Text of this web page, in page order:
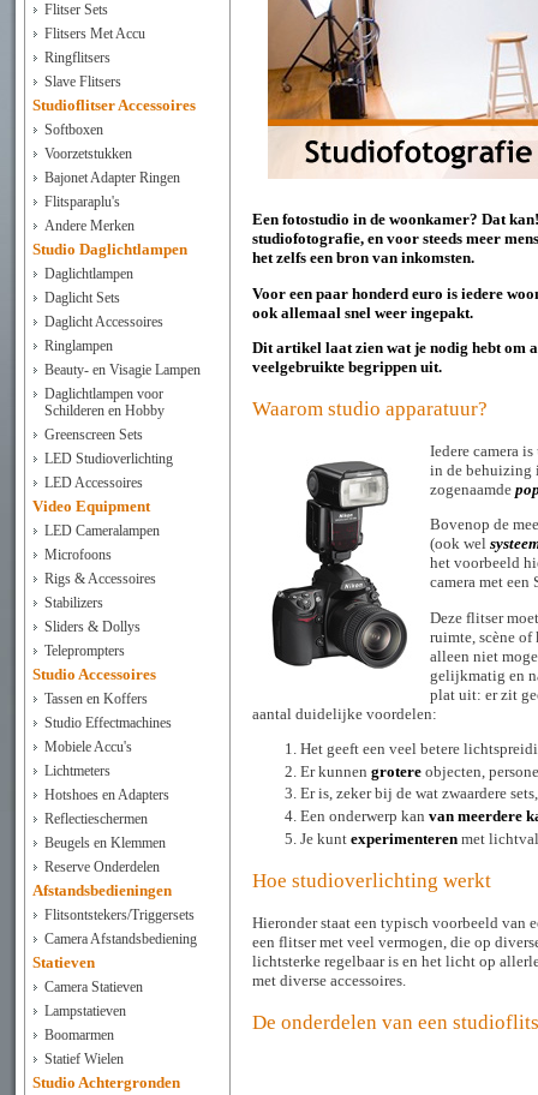
Flitser Sets
Flitsers Met Accu
Ringflitsers
Slave Flitsers
Studioflitser Accessoires
Softboxen
Voorzetstukken
Bajonet Adapter Ringen
Flitsparaplu's
Andere Merken
Studio Daglichtlampen
Daglichtlampen
Daglicht Sets
Daglicht Accessoires
Ringlampen
Beauty- en Visagie Lampen
Daglichtlampen voor
Schilderen en Hobby
Greenscreen Sets
LED Studioverlichting
LED Accessoires
Video Equipment
LED Cameralampen
Microfoons
Rigs & Accessoires
Stabilizers
Sliders & Dollys
Teleprompters
Studio Accessoires
Tassen en Koffers
Studio Effectmachines
Mobiele Accu's
Lichtmeters
Hotshoes en Adapters
Reflectieschermen
Beugels en Klemmen
Reserve Onderdelen
Afstandsbedieningen
Flitsontstekers/Triggersets
Camera Afstandsbediening
Statieven
Camera Statieven
Lampstatieven
Boomarmen
Statief Wielen
Studio Achtergronden
Een fotostudio in de woonkamer? Dat
studiofotografie, en voor steeds meer
het zelfs een bron van inkomsten.
Voor een paar honderd euro is iedere
ook allemaal snel weer ingepakt.
Dit artikel laat zien wat je nodig hebt om
veelgebruikte begrippen uit.
Waarom studio apparatuur?
Iedere camera
in de behuizing
zogenaamde
Bovenop de
(ook wel
het voorbeeld
camera met een
Deze flitser
ruimte, scène
alleen niet
gelijkmatig en
plat uit: er zit
aantal duidelijke voordelen:
Het geeft een veel betere
Er kunnen grotere objecten,
Er is, zeker bij de wat zwaardere
Een onderwerp kan van meerdere
Je kunt experimenteren met lichtval
Hoe studioverlichting werkt
Hieronder staat een typisch voorbeeld van
een flitser met veel vermogen, die op
lichtsterke regelbaar is en het licht op
met diverse accessoires.
De onderdelen van een